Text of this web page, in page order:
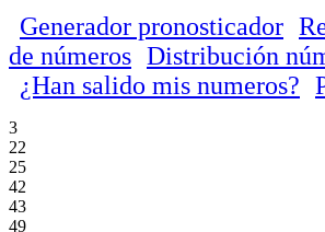
Generador pronosticador
de números Distribución
¿Han salido mis numeros?
3
22
25
42
43
49